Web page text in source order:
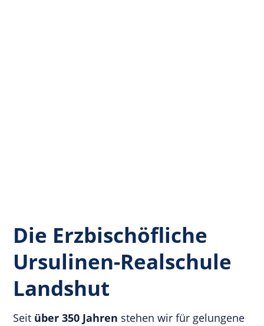
Die Erzbischöfliche
Ursulinen-Realschule
Landshut
Seit über 350 Jahren stehen wir für gelungene